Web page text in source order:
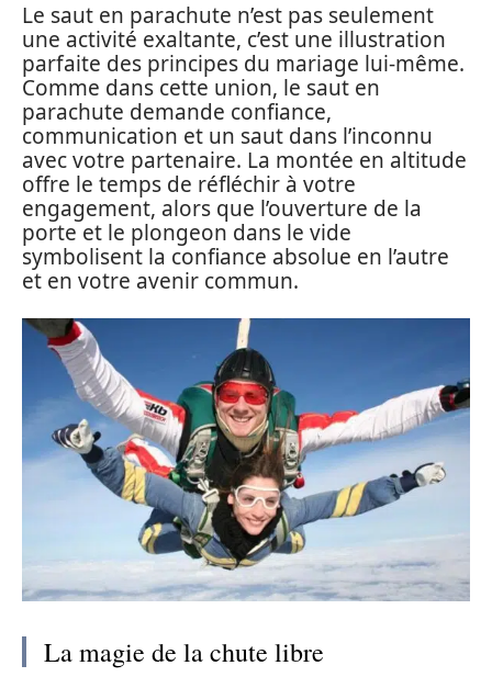
Le saut en parachute n’est pas seulement
une activité exaltante, c’est une illustration
parfaite des principes du mariage lui-même.
Comme dans cette union, le saut en
parachute demande confiance,
communication et un saut dans l’inconnu
avec votre partenaire. La montée en altitude
offre le temps de réfléchir à votre
engagement, alors que l’ouverture de la
porte et le plongeon dans le vide
symbolisent la confiance absolue en l’autre
et en votre avenir commun.
La magie de la chute libre